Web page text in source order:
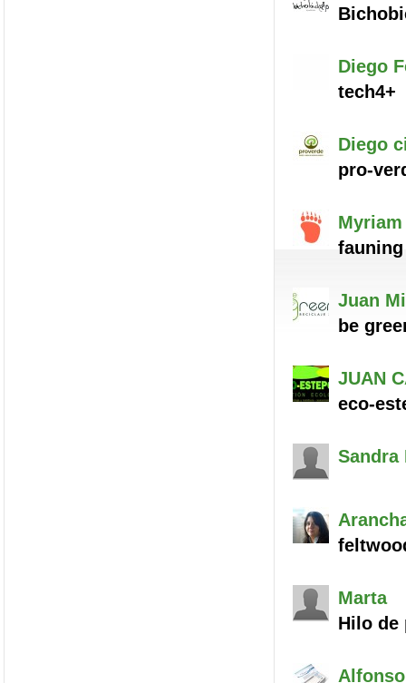
Diego
tech4+
Diego
pro-
Myriam
fauning
Juan
be
JUAN
eco-
Sandra
Marta
Hilo de
Alfonso